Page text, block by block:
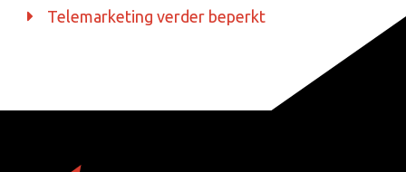
Telemarketing verder beperkt